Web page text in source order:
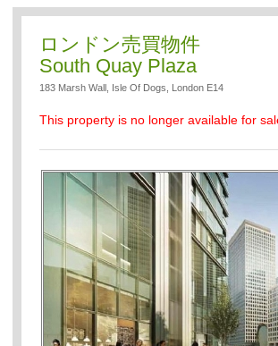
ロンドン売買物件
South Quay Plaza
183 Marsh Wall, Isle Of Dogs, London E14
This property is no longer available for